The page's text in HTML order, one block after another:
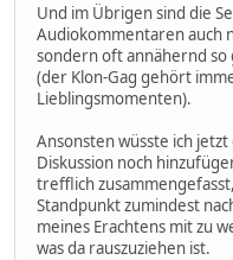
Und im Übrigen sind die
Audiokommentaren auch
sondern oft annähernd so
(der Klon-Gag gehört
Lieblingsmomenten).
Ansonsten wüsste ich
Diskussion noch
trefflich
Standpunkt zumindest
meines Erachtens mit zu
was da rauszuziehen ist.